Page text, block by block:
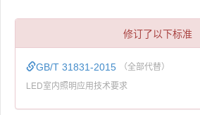
修订了以下标准
GB/T 31831-2015 （全部代替）
LED室内照明应用技术要求